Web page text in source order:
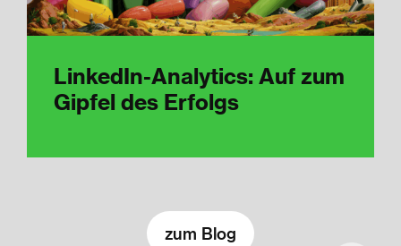
LinkedIn-Analytics: Auf zum
Gipfel des Erfolgs
zum Blog